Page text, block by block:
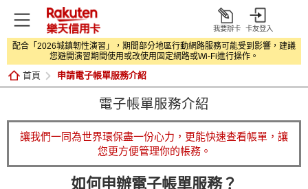
打
開
我要辦卡 卡友登入
配合「2026城鎮韌性演習」，期間部分地區行動網路服務可能受到影響，建議
您避開演習期間使用或改使用固定網路或Wi‑Fi進行操作。
首頁 申請電子帳單服務介紹
電子帳單服務介紹
讓我們一同為世界環保盡一份心力，更能快速查看帳單，讓
您更方便管理你的帳務。
如何申辦電子帳單服務？